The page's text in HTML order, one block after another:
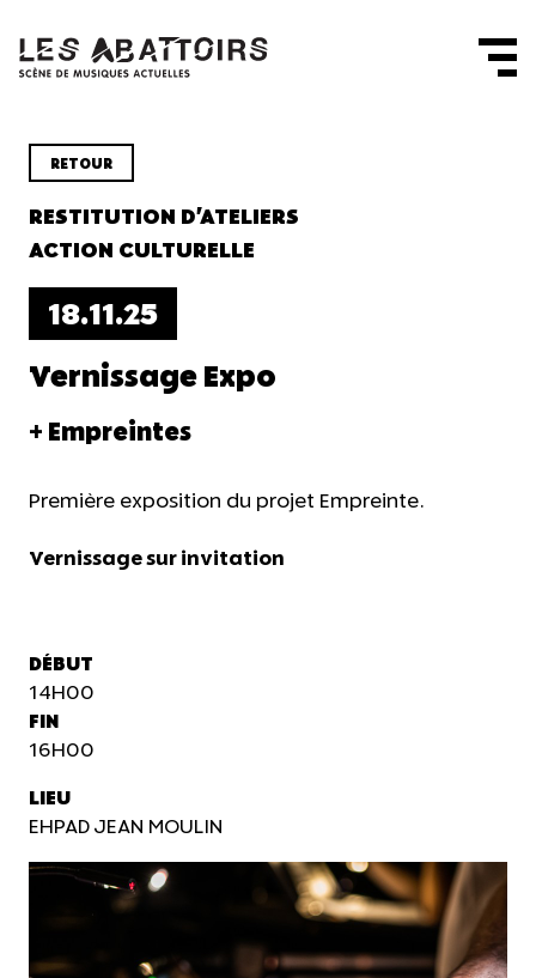
RETOUR
RESTITUTION D'ATELIERS
ACTION CULTURELLE
18.11.25
Vernissage Expo
+ Empreintes
Première exposition du projet Empreinte.
Vernissage sur invitation
DÉBUT
14H00
FIN
16H00
LIEU
EHPAD JEAN MOULIN